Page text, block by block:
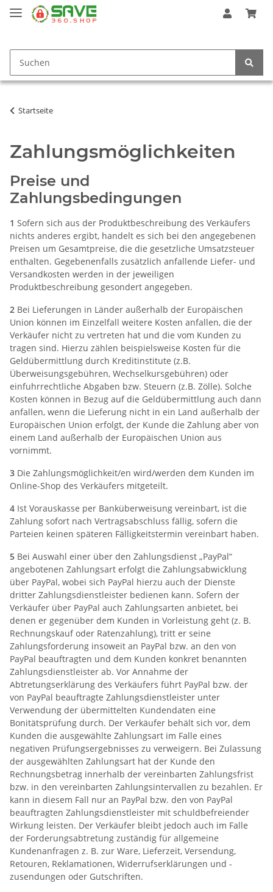
Startseite
Zahlungsmöglichkeiten
Preise und
Zahlungsbedingungen
1 Sofern sich aus der Produktbeschreibung des Verkäufers
nichts anderes ergibt, handelt es sich bei den angegebenen
Preisen um Gesamtpreise, die die gesetzliche Umsatzsteuer
enthalten. Gegebenenfalls zusätzlich anfallende Liefer- und
Versandkosten werden in der jeweiligen
Produktbeschreibung gesondert angegeben.
2 Bei Lieferungen in Länder außerhalb der Europäischen
Union können im Einzelfall weitere Kosten anfallen, die der
Verkäufer nicht zu vertreten hat und die vom Kunden zu
tragen sind. Hierzu zählen beispielsweise Kosten für die
Geldübermittlung durch Kreditinstitute (z.B.
Überweisungsgebühren, Wechselkursgebühren) oder
einfuhrrechtliche Abgaben bzw. Steuern (z.B. Zölle). Solche
Kosten können in Bezug auf die Geldübermittlung auch dann
anfallen, wenn die Lieferung nicht in ein Land außerhalb der
Europäischen Union erfolgt, der Kunde die Zahlung aber von
einem Land außerhalb der Europäischen Union aus
vornimmt.
3 Die Zahlungsmöglichkeit/en wird/werden dem Kunden im
Online-Shop des Verkäufers mitgeteilt.
4 Ist Vorauskasse per Banküberweisung vereinbart, ist die
Zahlung sofort nach Vertragsabschluss fällig, sofern die
Parteien keinen späteren Fälligkeitstermin vereinbart haben.
5 Bei Auswahl einer über den Zahlungsdienst „PayPal“
angebotenen Zahlungsart erfolgt die Zahlungsabwicklung
über PayPal, wobei sich PayPal hierzu auch der Dienste
dritter Zahlungsdienstleister bedienen kann. Sofern der
Verkäufer über PayPal auch Zahlungsarten anbietet, bei
denen er gegenüber dem Kunden in Vorleistung geht (z. B.
Rechnungskauf oder Ratenzahlung), tritt er seine
Zahlungsforderung insoweit an PayPal bzw. an den von
PayPal beauftragten und dem Kunden konkret benannten
Zahlungsdienstleister ab. Vor Annahme der
Abtretungserklärung des Verkäufers führt PayPal bzw. der
von PayPal beauftragte Zahlungsdienstleister unter
Verwendung der übermittelten Kundendaten eine
Bonitätsprüfung durch. Der Verkäufer behält sich vor, dem
Kunden die ausgewählte Zahlungsart im Falle eines
negativen Prüfungsergebnisses zu verweigern. Bei Zulassung
der ausgewählten Zahlungsart hat der Kunde den
Rechnungsbetrag innerhalb der vereinbarten Zahlungsfrist
bzw. in den vereinbarten Zahlungsintervallen zu bezahlen. Er
kann in diesem Fall nur an PayPal bzw. den von PayPal
beauftragten Zahlungsdienstleister mit schuldbefreiender
Wirkung leisten. Der Verkäufer bleibt jedoch auch im Falle
der Forderungsabtretung zuständig für allgemeine
Kundenanfragen z. B. zur Ware, Lieferzeit, Versendung,
Retouren, Reklamationen, Widerrufserklärungen und -
zusendungen oder Gutschriften.